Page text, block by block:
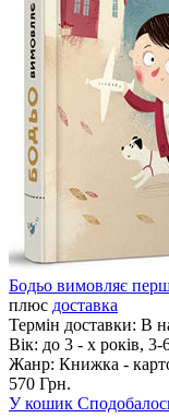
Бодьо вимовляє
плюс доставка
Термін доставки: В
Вік: до 3 - х років, 3-
Жанр: Книжка -
570 Грн.
У кошик